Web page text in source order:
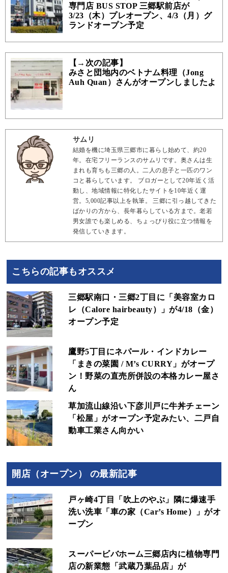
専門店 BUS STOP 三郷駅前店が
3/23（木）プレオープン、4/3（月）グ
ランドオープン予定
【→次の記事】
みさと団地内のベトナム料理（Jong
Auh Quan）さんがオープンしましたよ
サムリ
結婚を機に埼玉県三郷市に暮らし始めて、約20
年。在宅フリーランスのサムリです。奥さんは生
まれも育ちも三郷の人。二人の息子と一匹のワン
コと暮らしています。 ブロガーとして20年近く活
動し、地域情報に特化したサイトを10年近く運
営。5,000記事以上を執筆。 三郷に引っ越してきた
ばかりの方から、長年暮らしている方まで。老若
男女誰でも楽しめる、ちょっぴり役に立つ情報を
発信していきます。
こちらの記事もオススメ
三郷駅南口・三郷2丁目に「美容室カロ
レ（Calore hairbeauty）」が4/18（金）
オープン予定
鷹野5丁目にネパール・インドカレー
「まきの菜園 / M’s CURRY」がオープ
ン！野菜の直売所併設の本格カレー屋さ
ん
草加流山線沿い下彦川戸に牛丼チェーン
「松屋」がオープン予定みたい、二戸自
動車工業さん向かい
開店（オープン） の最新記事
戸ヶ崎4丁目「吹上のやぶ」隣に爆速手
洗い洗車「車の家（Car’s Home）」がオ
ープン
スーパービバホーム三郷店内に植物専門
店の新業態「武蔵乃葉品店」が